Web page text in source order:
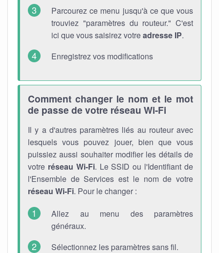
Parcourez ce menu jusqu'à ce que vous
trouviez "paramètres du routeur." C'est
ici que vous saisirez votreadresse IP.
Enregistrez vos modifications
Comment changer le nom et le mot
de passe de votre réseau Wi-Fi
Il y a d'autres paramètres liés au routeur avec
lesquels vous pouvez jouer, bien que vous
puissiez aussi souhaiter modifier les détails de
votre réseau Wi-Fi. Le SSID ou l'Identifiant de
l'Ensemble de Services est le nom de votre
réseau Wi-Fi. Pour le changer :
Allez au menu des paramètres
généraux.
Sélectionnez les paramètres sans fil.